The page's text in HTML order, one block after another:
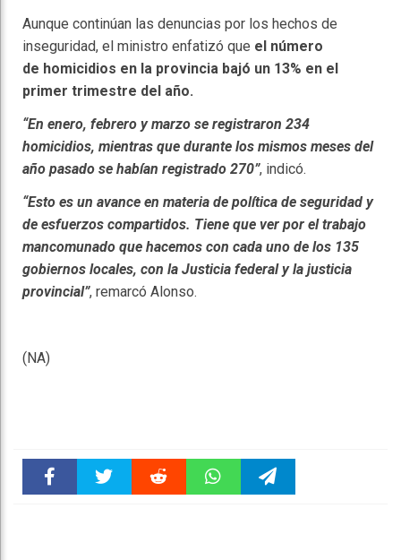
Aunque continúan las denuncias por los hechos de
inseguridad, el ministro enfatizó que el número
de homicidios en la provincia bajó un 13% en el
primer trimestre del año.
“En enero, febrero y marzo se registraron 234
homicidios, mientras que durante los mismos meses del
año pasado se habían registrado 270”, indicó.
“Esto es un avance en materia de política de seguridad y
de esfuerzos compartidos. Tiene que ver por el trabajo
mancomunado que hacemos con cada uno de los 135
gobiernos locales, con la Justicia federal y la justicia
provincial”, remarcó Alonso.
(NA)